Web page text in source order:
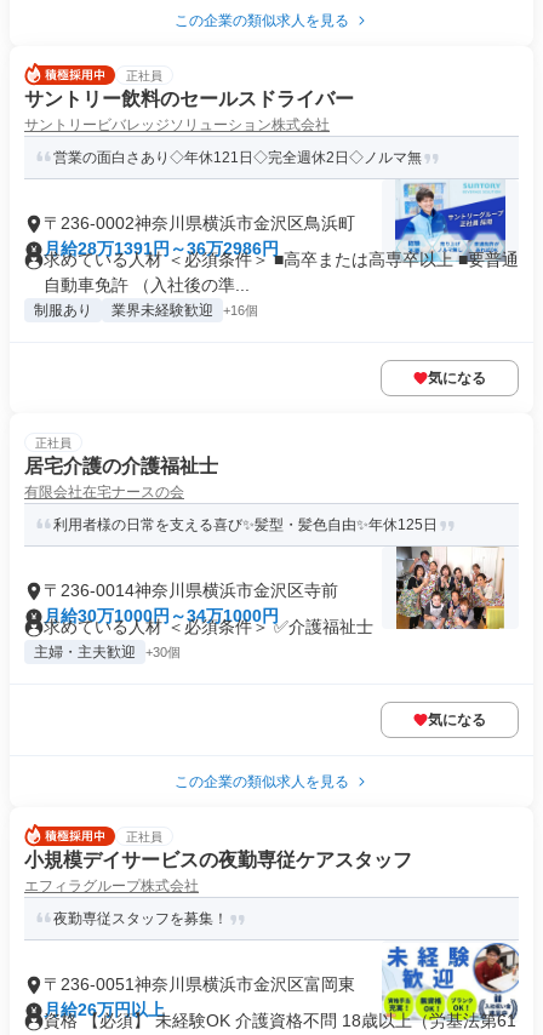
この企業の類似求人を見る
正社員
サントリー飲料のセールスドライバー
サントリービバレッジソリューション株式会社
営業の面白さあり◇年休121日◇完全週休2日◇ノルマ無
〒236-0002神奈川県横浜市金沢区鳥浜町
月給28万1391円～36万2986円
求めている人材 ＜必須条件＞ ■高卒または高専卒以上 ■要普通
自動車免許 （入社後の準...
制服あり 業界未経験歓迎 +16個
気になる
正社員
居宅介護の介護福祉士
有限会社在宅ナースの会
利用者様の日常を支える喜び✨髪型・髪色自由✨年休125日
〒236-0014神奈川県横浜市金沢区寺前
月給30万1000円～34万1000円
求めている人材 ＜必須条件＞ ✅介護福祉士
主婦・主夫歓迎 +30個
気になる
この企業の類似求人を見る
正社員
小規模デイサービスの夜勤専従ケアスタッフ
エフィラグループ株式会社
夜勤専従スタッフを募集！
〒236-0051神奈川県横浜市金沢区富岡東
月給26万円以上
資格 【必須】 未経験OK 介護資格不問 18歳以上（労基法第61